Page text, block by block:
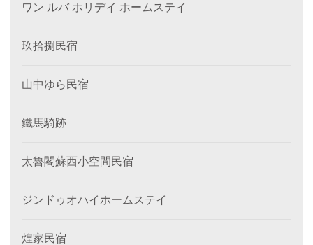
ワン ルバ ホリデイ ホームステイ
玖拾捌民宿
山中ゆら民宿
鐵馬騎跡
太魯閣蘇西小空間民宿
ジンドゥオハイホームステイ
煌家民宿